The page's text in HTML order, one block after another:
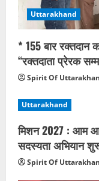
Uttarakhand
* 155 बार रक्तदान
“रक्तदाता प्रेरक
Spirit Of
Uttarakhand
मिशन 2027 : आम
सदस्यता अभियान
Spirit Of